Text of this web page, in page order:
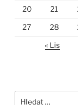
20 21
27 28
« Lis